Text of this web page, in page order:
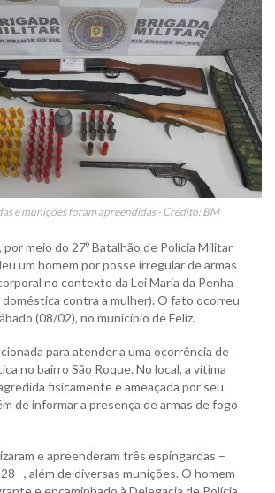
e munições foram apreendidas - Crédito: BM
meio do 27º Batalhão de Polícia Militar
um homem por posse irregular de armas
no contexto da Lei Maria da Penha
contra a mulher). O fato ocorreu
(08/02), no município de Feliz.
para atender a uma ocorrência de
no bairro São Roque. No local, a vítima
fisicamente e ameaçada por seu
de informar a presença de armas de fogo
e apreenderam três espingardas –
–, além de diversas munições. O homem